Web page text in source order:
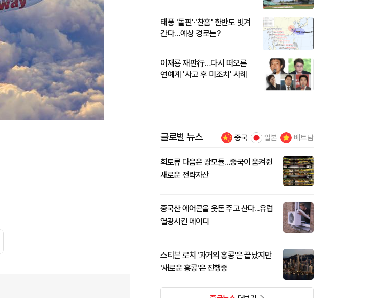
태풍 '돌핀'·'찬홈' 한반도 빗겨
간다…예상 경로는?
이재룡 재판行…다시 떠오른
연예계 '사고 후 미조치' 사례
글로벌 뉴스 중국 일본 베트남
희토류 다음은 광모듈…중국이 움켜쥔
새로운 전략자산
중국산 에어콘을 웃돈 주고 산다...유럽
열광시킨 메이디
스티븐 로치 '과거의 홍콩'은 끝났지만
'새로운 홍콩'은 진행중